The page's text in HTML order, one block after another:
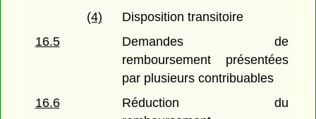
(4)
Disposition transitoire
16.5
Demandes de
remboursement présentées
par plusieurs contribuables
16.6
Réduction du